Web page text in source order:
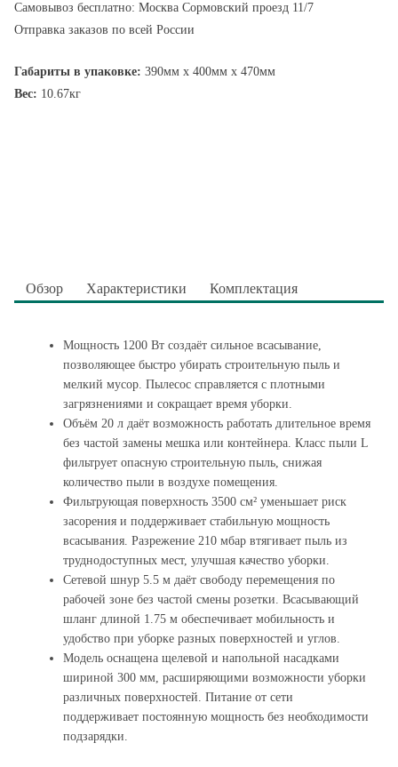
Самовывоз бесплатно: Москва Сормовский проезд 11/7
Отправка заказов по всей России
Габариты в упаковке: 390мм x 400мм x 470мм
Вес: 10.67кг
Обзор Характеристики Комплектация
Мощность 1200 Вт создаёт сильное всасывание,
позволяющее быстро убирать строительную пыль и
мелкий мусор. Пылесос справляется с плотными
загрязнениями и сокращает время уборки.
Объём 20 л даёт возможность работать длительное время
без частой замены мешка или контейнера. Класс пыли L
фильтрует опасную строительную пыль, снижая
количество пыли в воздухе помещения.
Фильтрующая поверхность 3500 см² уменьшает риск
засорения и поддерживает стабильную мощность
всасывания. Разрежение 210 мбар втягивает пыль из
труднодоступных мест, улучшая качество уборки.
Сетевой шнур 5.5 м даёт свободу перемещения по
рабочей зоне без частой смены розетки. Всасывающий
шланг длиной 1.75 м обеспечивает мобильность и
удобство при уборке разных поверхностей и углов.
Модель оснащена щелевой и напольной насадками
шириной 300 мм, расширяющими возможности уборки
различных поверхностей. Питание от сети
поддерживает постоянную мощность без необходимости
подзарядки.